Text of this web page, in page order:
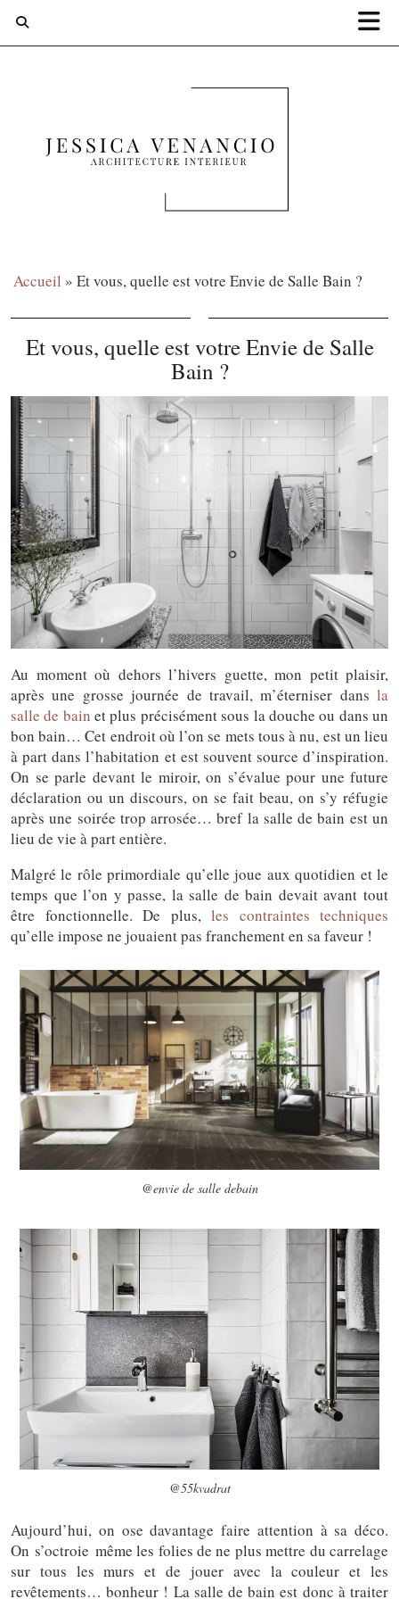
Accueil » Et vous, quelle est votre Envie de Salle Bain ?
Et vous, quelle est votre Envie de Salle
Bain ?
Au moment où dehors l’hivers guette, mon petit plaisir,
après une grosse journée de travail, m’éterniser dans la
salle de bain et plus précisément sous la douche ou dans un
bon bain… Cet endroit où l’on se mets tous à nu, est un lieu
à part dans l’habitation et est souvent source d’inspiration.
On se parle devant le miroir, on s’évalue pour une future
déclaration ou un discours, on se fait beau, on s’y réfugie
après une soirée trop arrosée… bref la salle de bain est un
lieu de vie à part entière.
Malgré le rôle primordiale qu’elle joue aux quotidien et le
temps que l’on y passe, la salle de bain devait avant tout
être fonctionnelle. De plus, les contraintes techniques
qu’elle impose ne jouaient pas franchement en sa faveur !
@envie de salle debain
@55kvadrat
Aujourd’hui, on ose davantage faire attention à sa déco.
On s’octroie même les folies de ne plus mettre du carrelage
sur tous les murs et de jouer avec la couleur et les
revêtements… bonheur ! La salle de bain est donc à traiter